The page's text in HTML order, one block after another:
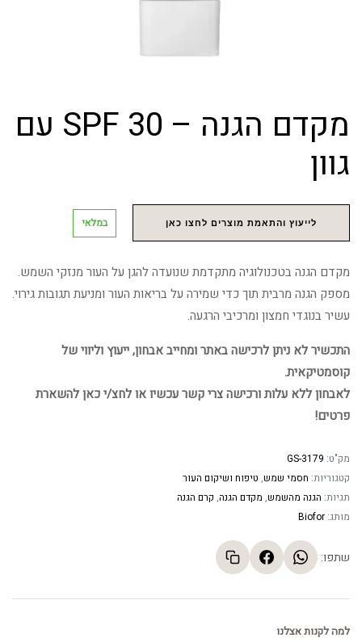
מקדם הגנה – SPF 30 עם
גוון
לייעוץ והתאמת מוצרים לחצו כאן במלאי
מקדם הגנה בטכנולוגיה מתקדמת שנועדה להגן על העור מנזקי השמש.
מספק הגנה מרבית תוך כדי שמירה על בריאות העור ומניעת תגובות גירוי.
עשיר בנוגדי חמצון ומרכיבי הרגעה.
התכשיר לא ניתן לרכישה באתר ומחייב אבחון, ייעוץ וליווי של
קוסמטיקאית.
לאבחון ללא עלות ורכישה צרי קשר עכשיו או לחצ/י כאן להשארת
פרטים!
מק"ט: GS-3179
קטגוריות: חסמי שמש, טיפוח ושיקום העור
תגיות: הגנה מהשמש, מקדם הגנה, קרם הגנה
מותג: Biofor
שתפו:
למה לקנות אצלנו